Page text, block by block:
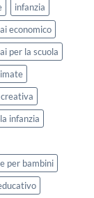
infanzia
economico
per la scuola
infanzia
per bambini